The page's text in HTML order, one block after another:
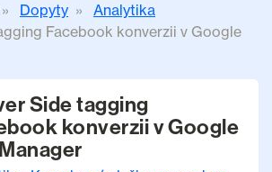
Dopyty
Analytika
Facebook konverzii v Google
Side tagging
konverzii v Google